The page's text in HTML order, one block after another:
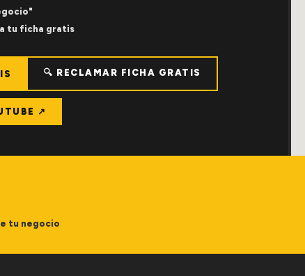
tu ficha gratis
🔍 RECLAMAR FICHA GRATIS
↗
tu negocio